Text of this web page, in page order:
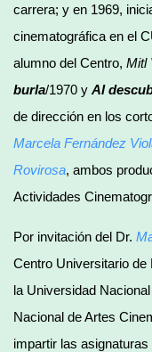
carrera; y en 1969,
cinematográfica en el
alumno del Centro, Mitl
burla/1970 y Al
de dirección en los
Marcela Fernández
Rovirosa, ambos
Actividades
Por invitación del Dr.
Centro Universitario
la Universidad
Nacional de Artes
impartir las